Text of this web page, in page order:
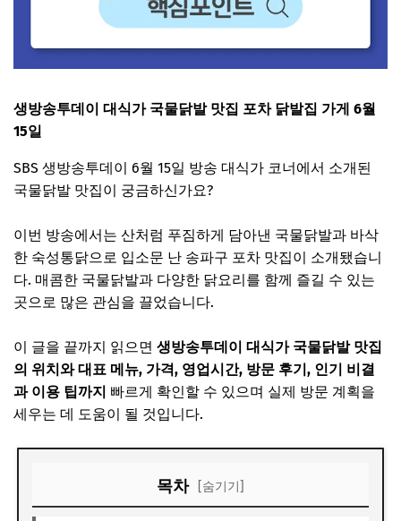
생방송투데이 대식가 국물닭발 맛집 포차 닭발집 가게 6월
15일
SBS 생방송투데이 6월 15일 방송 대식가 코너에서 소개된
국물닭발 맛집이 궁금하신가요?
이번 방송에서는 산처럼 푸짐하게 담아낸 국물닭발과 바삭
한 숙성통닭으로 입소문 난 송파구 포차 맛집이 소개됐습니
다. 매콤한 국물닭발과 다양한 닭요리를 함께 즐길 수 있는
곳으로 많은 관심을 끌었습니다.
이 글을 끝까지 읽으면 생방송투데이 대식가 국물닭발 맛집
의 위치와 대표 메뉴, 가격, 영업시간, 방문 후기, 인기 비결
과 이용 팁까지 빠르게 확인할 수 있으며 실제 방문 계획을
세우는 데 도움이 될 것입니다.
목차 [숨기기]